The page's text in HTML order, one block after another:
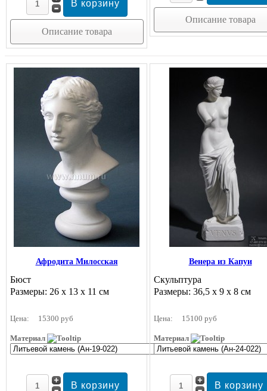
Описание товара
Описание товара
Афродита Милосская
Бюст
Размеры: 26 х 13 х 11 см
Цена: 15300 руб
Материал
Венера из Капуи
Скульптура
Размеры: 36,5 х 9 х 8 см
Цена: 15100 руб
Материал